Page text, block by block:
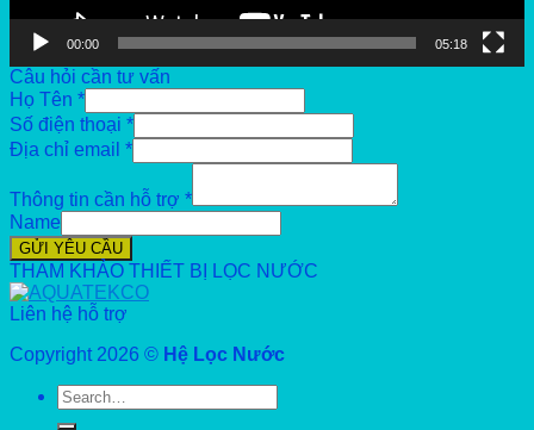
00:00 05:18
Câu hỏi cần tư vấn
Họ Tên *
Số điện thoại *
Địa chỉ email *
Thông tin cần hỗ trợ *
Name
GỬI YÊU CẦU
THAM KHẢO THIẾT BỊ LỌC NƯỚC
Liên hệ hỗ trợ
Copyright 2026 © Hệ Lọc Nước
Search
for: